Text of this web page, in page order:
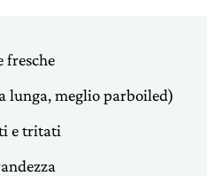
fresche
lunga, meglio parboiled)
e tritati